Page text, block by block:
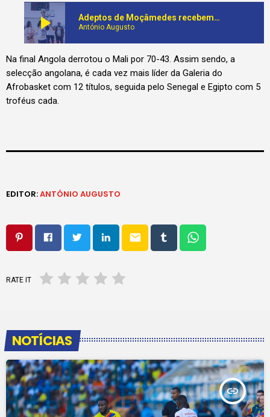
play_arrow Adeptos de Moçâmedes recebem com entusiasmo Duodeca Campeões Africanos no Pavilhão Welwitchia Mirabílis
António Augusto
Na final Angola derrotou o Mali por 70-43. Assim sendo, a
selecção angolana, é cada vez mais líder da Galeria do
Afrobasket com 12 títulos, seguida pelo Senegal e Egipto com 5
troféus cada.
EDITOR:ANTÓNIO AUGUSTO
email
RATE IT
NOTÍCIAS
insert_link